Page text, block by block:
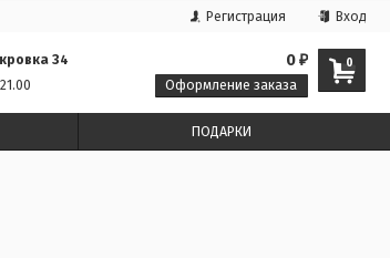
Регистрация Вход
34
0
0 ₽
Оформление заказа
ПОДАРКИ